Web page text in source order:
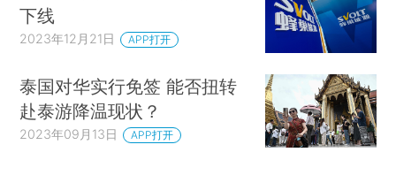
下线
2023年12月21日 APP打开
泰国对华实行免签 能否扭转
赴泰游降温现状？
2023年09月13日 APP打开